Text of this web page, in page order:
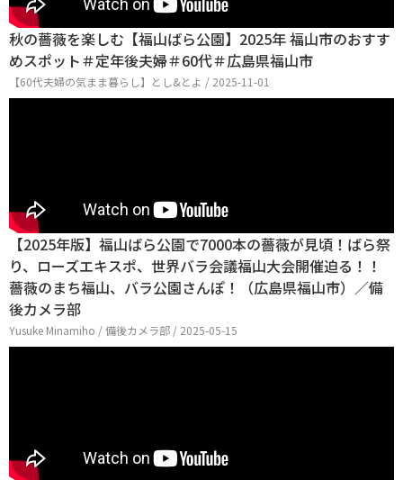
秋の薔薇を楽しむ【福山ばら公園】2025年 福山市のおすす
めスポット＃定年後夫婦＃60代＃広島県福山市
【60代夫婦の気まま暮らし】とし&とよ / 2025-11-01
【2025年版】福山ばら公園で7000本の薔薇が見頃！ばら祭
り、ローズエキスポ、世界バラ会議福山大会開催迫る！！
薔薇のまち福山、バラ公園さんぽ！（広島県福山市）／備
後カメラ部
Yusuke Minamiho / 備後カメラ部 / 2025-05-15